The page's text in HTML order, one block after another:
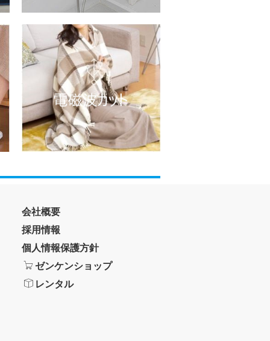
会社概要
採用情報
個人情報保護方針
ゼンケンショップ
レンタル